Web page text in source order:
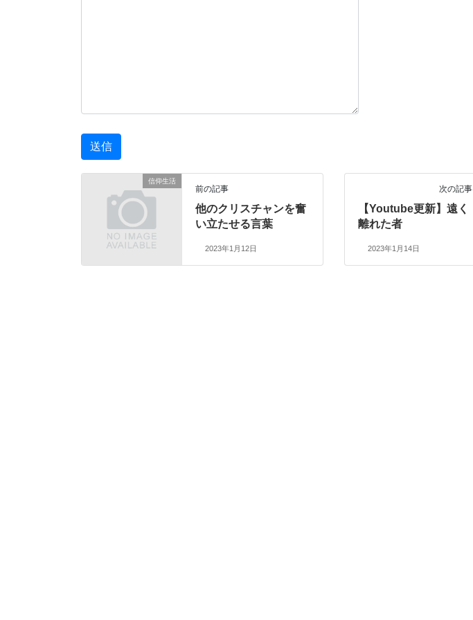
信仰生活
前の記事
他のクリスチャンを奮
い立たせる言葉
2023年1月12日
次の記事
【Youtube更新】遠く
離れた者
2023年1月14日